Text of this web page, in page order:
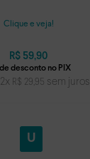
Clique e veja!
R$ 59,90
2x R$ 29,95 sem juros
U